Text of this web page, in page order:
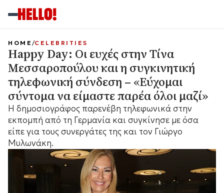
HOME CELEBRITIES
Happy Day: Οι ευχές στην Τίνα
Μεσσαροπούλου και η συγκινητική
τηλεφωνική σύνδεση – «Εύχομαι
σύντομα να είμαστε παρέα όλοι μαζί»
Η δημοσιογράφος παρενέβη τηλεφωνικά στην
εκπομπή από τη Γερμανία και συγκίνησε με όσα
είπε για τους συνεργάτες της και τον Γιώργο
Μυλωνάκη.